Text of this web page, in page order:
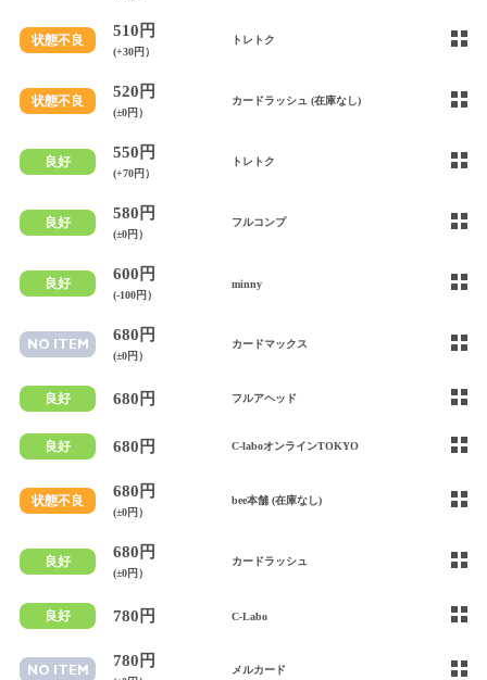
状態不良
510円
(+30円）
トレトク
状態不良
520円
(±0円）
カードラッシュ (在庫なし)
良好
550円
(+70円）
トレトク
良好
580円
(±0円）
フルコンプ
良好
600円
(-100円）
minny
NO ITEM
680円
(±0円）
カードマックス
良好 680円 フルアヘッド
良好 680円 C-laboオンラインTOKYO
状態不良
680円
(±0円）
bee本舗 (在庫なし)
良好
680円
(±0円）
カードラッシュ
良好 780円 C-Labo
NO ITEM
780円
メルカード